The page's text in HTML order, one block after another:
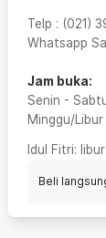
Telp : (021)
Whatsapp
Jam buka:
Senin -
Minggu/Libur
Idul Fitri: libur
Beli